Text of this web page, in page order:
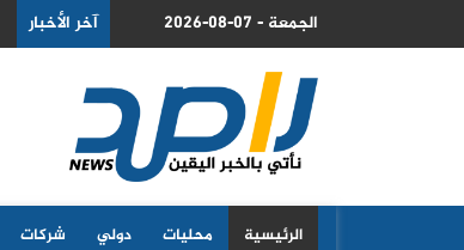
2026-08-07 - الجمعة آخر الأخبار في روما تنتهي دون نتائج ملموسة
الرئيسية محليات دولي شركات